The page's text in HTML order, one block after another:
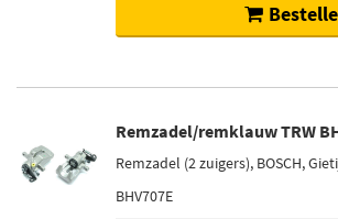
Remzadel/remklauw TRW
Remzadel (2 zuigers), BOSCH,
BHV707E